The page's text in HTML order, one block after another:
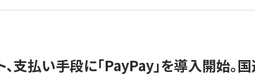
支払い手段に「PayPay」を導入開始。